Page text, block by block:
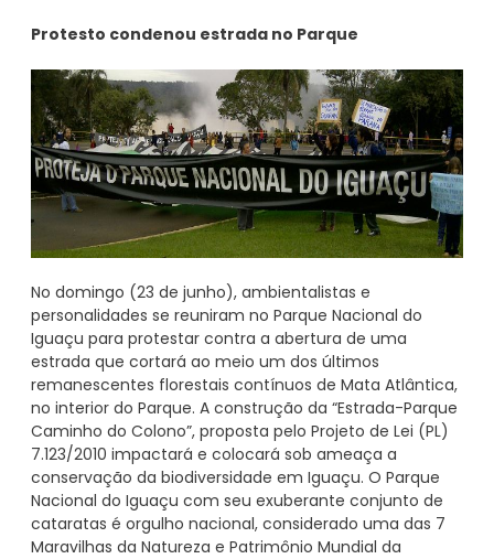
Protesto condenou estrada no Parque
No domingo (23 de junho), ambientalistas e
personalidades se reuniram no Parque Nacional do
Iguaçu para protestar contra a abertura de uma
estrada que cortará ao meio um dos últimos
remanescentes florestais contínuos de Mata Atlântica,
no interior do Parque. A construção da “Estrada-Parque
Caminho do Colono”, proposta pelo Projeto de Lei (PL)
7.123/2010 impactará e colocará sob ameaça a
conservação da biodiversidade em Iguaçu. O Parque
Nacional do Iguaçu com seu exuberante conjunto de
cataratas é orgulho nacional, considerado uma das 7
Maravilhas da Natureza e Patrimônio Mundial da